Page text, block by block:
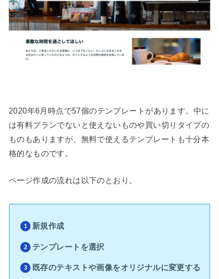
2020年6月時点で57個のテンプレートがあります。中に
は有料プランでないと使えないものや買い切りタイプの
ものもありますが、無料で使えるテンプレートも十分本
格的なものです。
ページ作成の流れは以下のとおり。
新規作成
テンプレートを選択
既存のテキストや画像をオリジナルに変更する